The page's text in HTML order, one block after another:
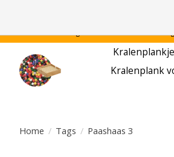
Kralenplank
Home / Tags / Paashaas 3